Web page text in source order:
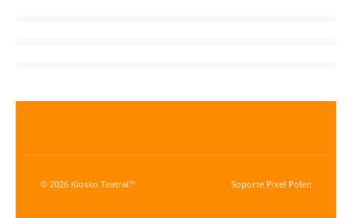
© 2026 Kiosko Teatral™ Soporte Pixel Polen